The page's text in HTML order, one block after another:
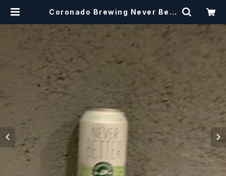
Coronado Brewing Never Bett
A【クラフトビール】 | craftbeersci
ssors